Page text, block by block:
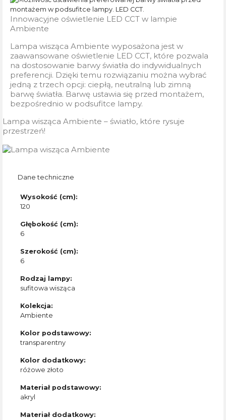
Innowacyjne oświetlenie LED CCT w lampie
Ambiente
Lampa wisząca Ambiente wyposażona jest w
zaawansowane oświetlenie LED CCT, które pozwala
na dostosowanie barwy światła do indywidualnych
preferencji. Dzięki temu rozwiązaniu można wybrać
jedną z trzech opcji: ciepłą, neutralną lub zimną
barwę światła. Barwę ustawia się przed montażem,
bezpośrednio w podsufitce lampy.
Lampa wisząca Ambiente – światło, które rysuje
przestrzeń!
Dane techniczne
Wysokość (cm):
120
Głębokość (cm):
6
Szerokość (cm):
6
Rodzaj lampy:
sufitowa wisząca
Kolekcja:
Ambiente
Kolor podstawowy:
transparentny
Kolor dodatkowy:
różowe złoto
Materiał podstawowy:
akryl
Materiał dodatkowy: